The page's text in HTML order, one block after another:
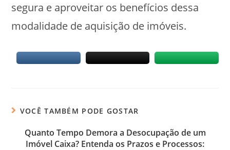
segura e aproveitar os benefícios dessa
modalidade de aquisição de imóveis.
VOCÊ TAMBÉM PODE GOSTAR
Quanto Tempo Demora a Desocupação de um
Imóvel Caixa? Entenda os Prazos e Processos: